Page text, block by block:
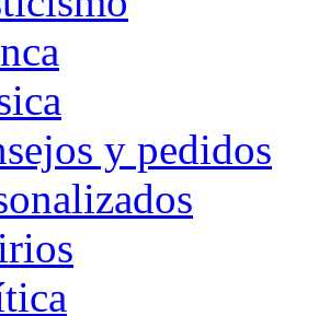
y pedidos